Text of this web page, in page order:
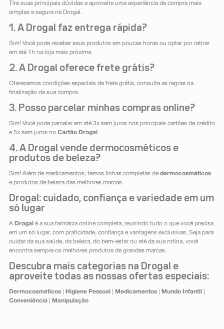
Tire suas principais dúvidas e aproveite uma experiência de compra mais
simples e segura na Drogal.
1. A Drogal faz entrega rápida?
Sim! Você pode receber seus produtos em poucas horas ou optar por retirar
em até 1h na loja mais próxima.
2. A Drogal oferece frete grátis?
Oferecemos condições especiais de frete grátis, consulte as regras na
finalização da sua compra.
3. Posso parcelar minhas compras online?
Sim! Você pode parcelar em até 3x sem juros nos principais cartões de crédito
e 5x sem juros no Cartão Drogal .
4. A Drogal vende dermocosméticos e
produtos de beleza?
Sim! Além de medicamentos, temos linhas completas de dermocosméticos
e produtos de beleza das melhores marcas.
Drogal: cuidado, confiança e variedade em um
só lugar
A Drogal é a sua farmácia online completa, reunindo tudo o que você precisa
em um só lugar, com praticidade, confiança e vantagens exclusivas. Seja para
cuidar da sua saúde, da beleza, do bem-estar ou até da sua rotina, você
encontra sempre os melhores produtos de grandes marcas.
Descubra mais categorias na Drogal e
aproveite todas as nossas ofertas especiais:
Dermocosméticos| Higiene Pessoal Medicamentos| Mundo Infantil
Conveniência| Manipulação